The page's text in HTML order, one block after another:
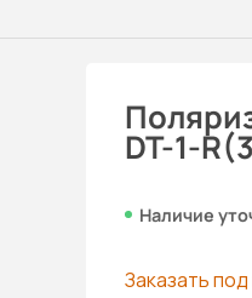
DT-1-
Наличие
Заказать